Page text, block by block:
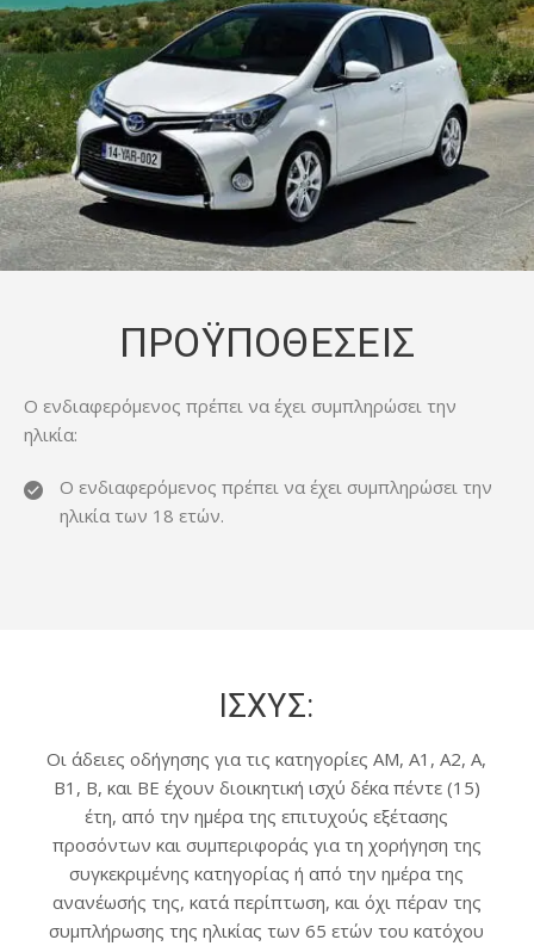
ΠΡΟΫΠΟΘΕΣΕΙΣ
Ο ενδιαφερόμενος πρέπει να έχει συμπληρώσει την
ηλικία:
Ο ενδιαφερόμενος πρέπει να έχει συμπληρώσει την
ηλικία των 18 ετών.
ΙΣΧΥΣ:
Οι άδειες οδήγησης για τις κατηγορίες ΑΜ, Α1, Α2, Α,
Β1, Β, και ΒΕ έχουν διοικητική ισχύ δέκα πέντε (15)
έτη, από την ημέρα της επιτυχούς εξέτασης
προσόντων και συμπεριφοράς για τη χορήγηση της
συγκεκριμένης κατηγορίας ή από την ημέρα της
ανανέωσής της, κατά περίπτωση, και όχι πέραν της
συμπλήρωσης της ηλικίας των 65 ετών του κατόχου